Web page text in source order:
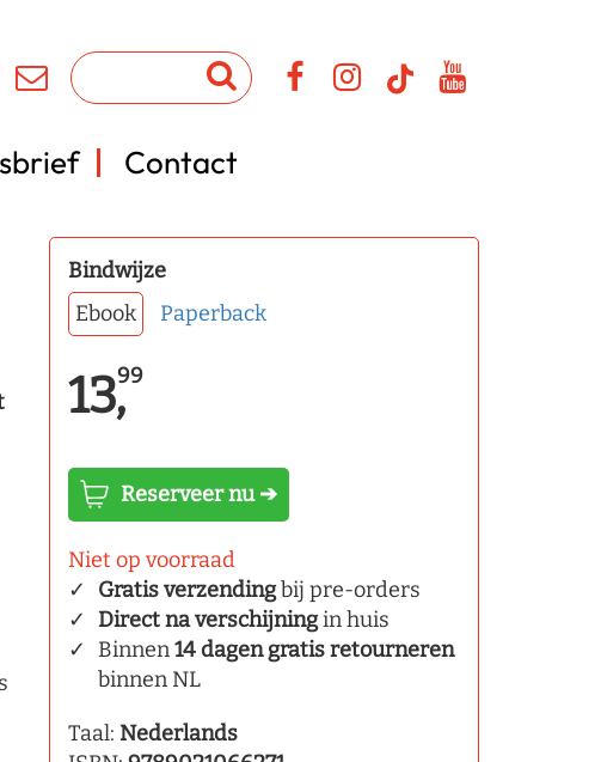
Contact
Bindwijze
Ebook
Paperback
13,99
Reserveer nu ➔
Niet op voorraad
Gratis verzendingbij pre-orders
Direct na verschijningin huis
Binnen14 dagen gratis retourneren
binnen NL
Taal: Nederlands